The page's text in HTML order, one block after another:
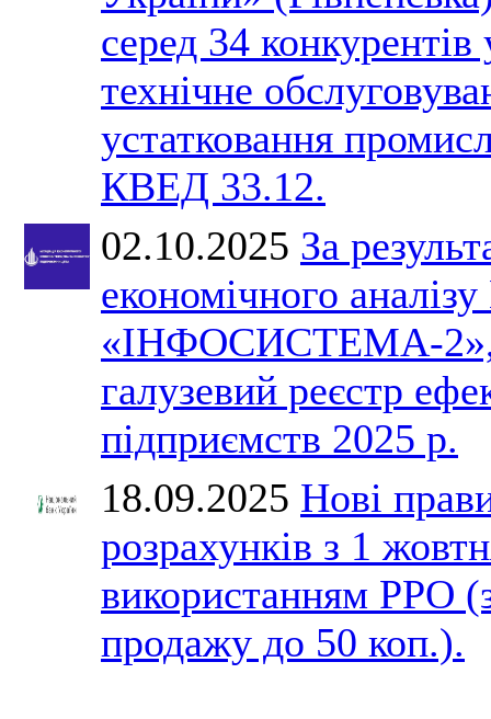
серед 34 конкурентів
технічне
устатковання
КВЕД 33.12.
02.10.2025 За
економічного
«ІНФОСИСТЕМА-2»,
галузевий реєстр
підприємств 2025 р.
18.09.2025 Нові
розрахунків з 1
використанням РРО
продажу до 50 коп.).